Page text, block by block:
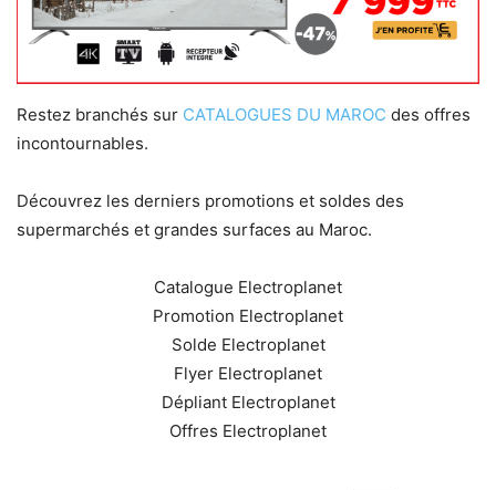
Restez branchés sur CATALOGUES DU MAROC des offres
incontournables.
Découvrez les derniers promotions et soldes des
supermarchés et grandes surfaces au Maroc.
Catalogue Electroplanet
Promotion Electroplanet
Solde Electroplanet
Flyer Electroplanet
Dépliant Electroplanet
Offres Electroplanet